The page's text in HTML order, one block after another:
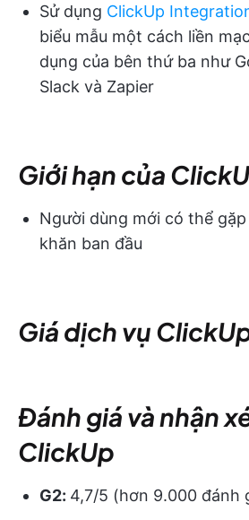
Sử dụng ClickUp
biểu mẫu một cách liền
dụng của bên thứ ba như
Slack và Zapier
Giới hạn của
Người dùng mới có thể
khăn ban đầu
Giá dịch vụ
Đánh giá và nhận
ClickUp
G2: 4,7/5 (hơn 9.000 đánh